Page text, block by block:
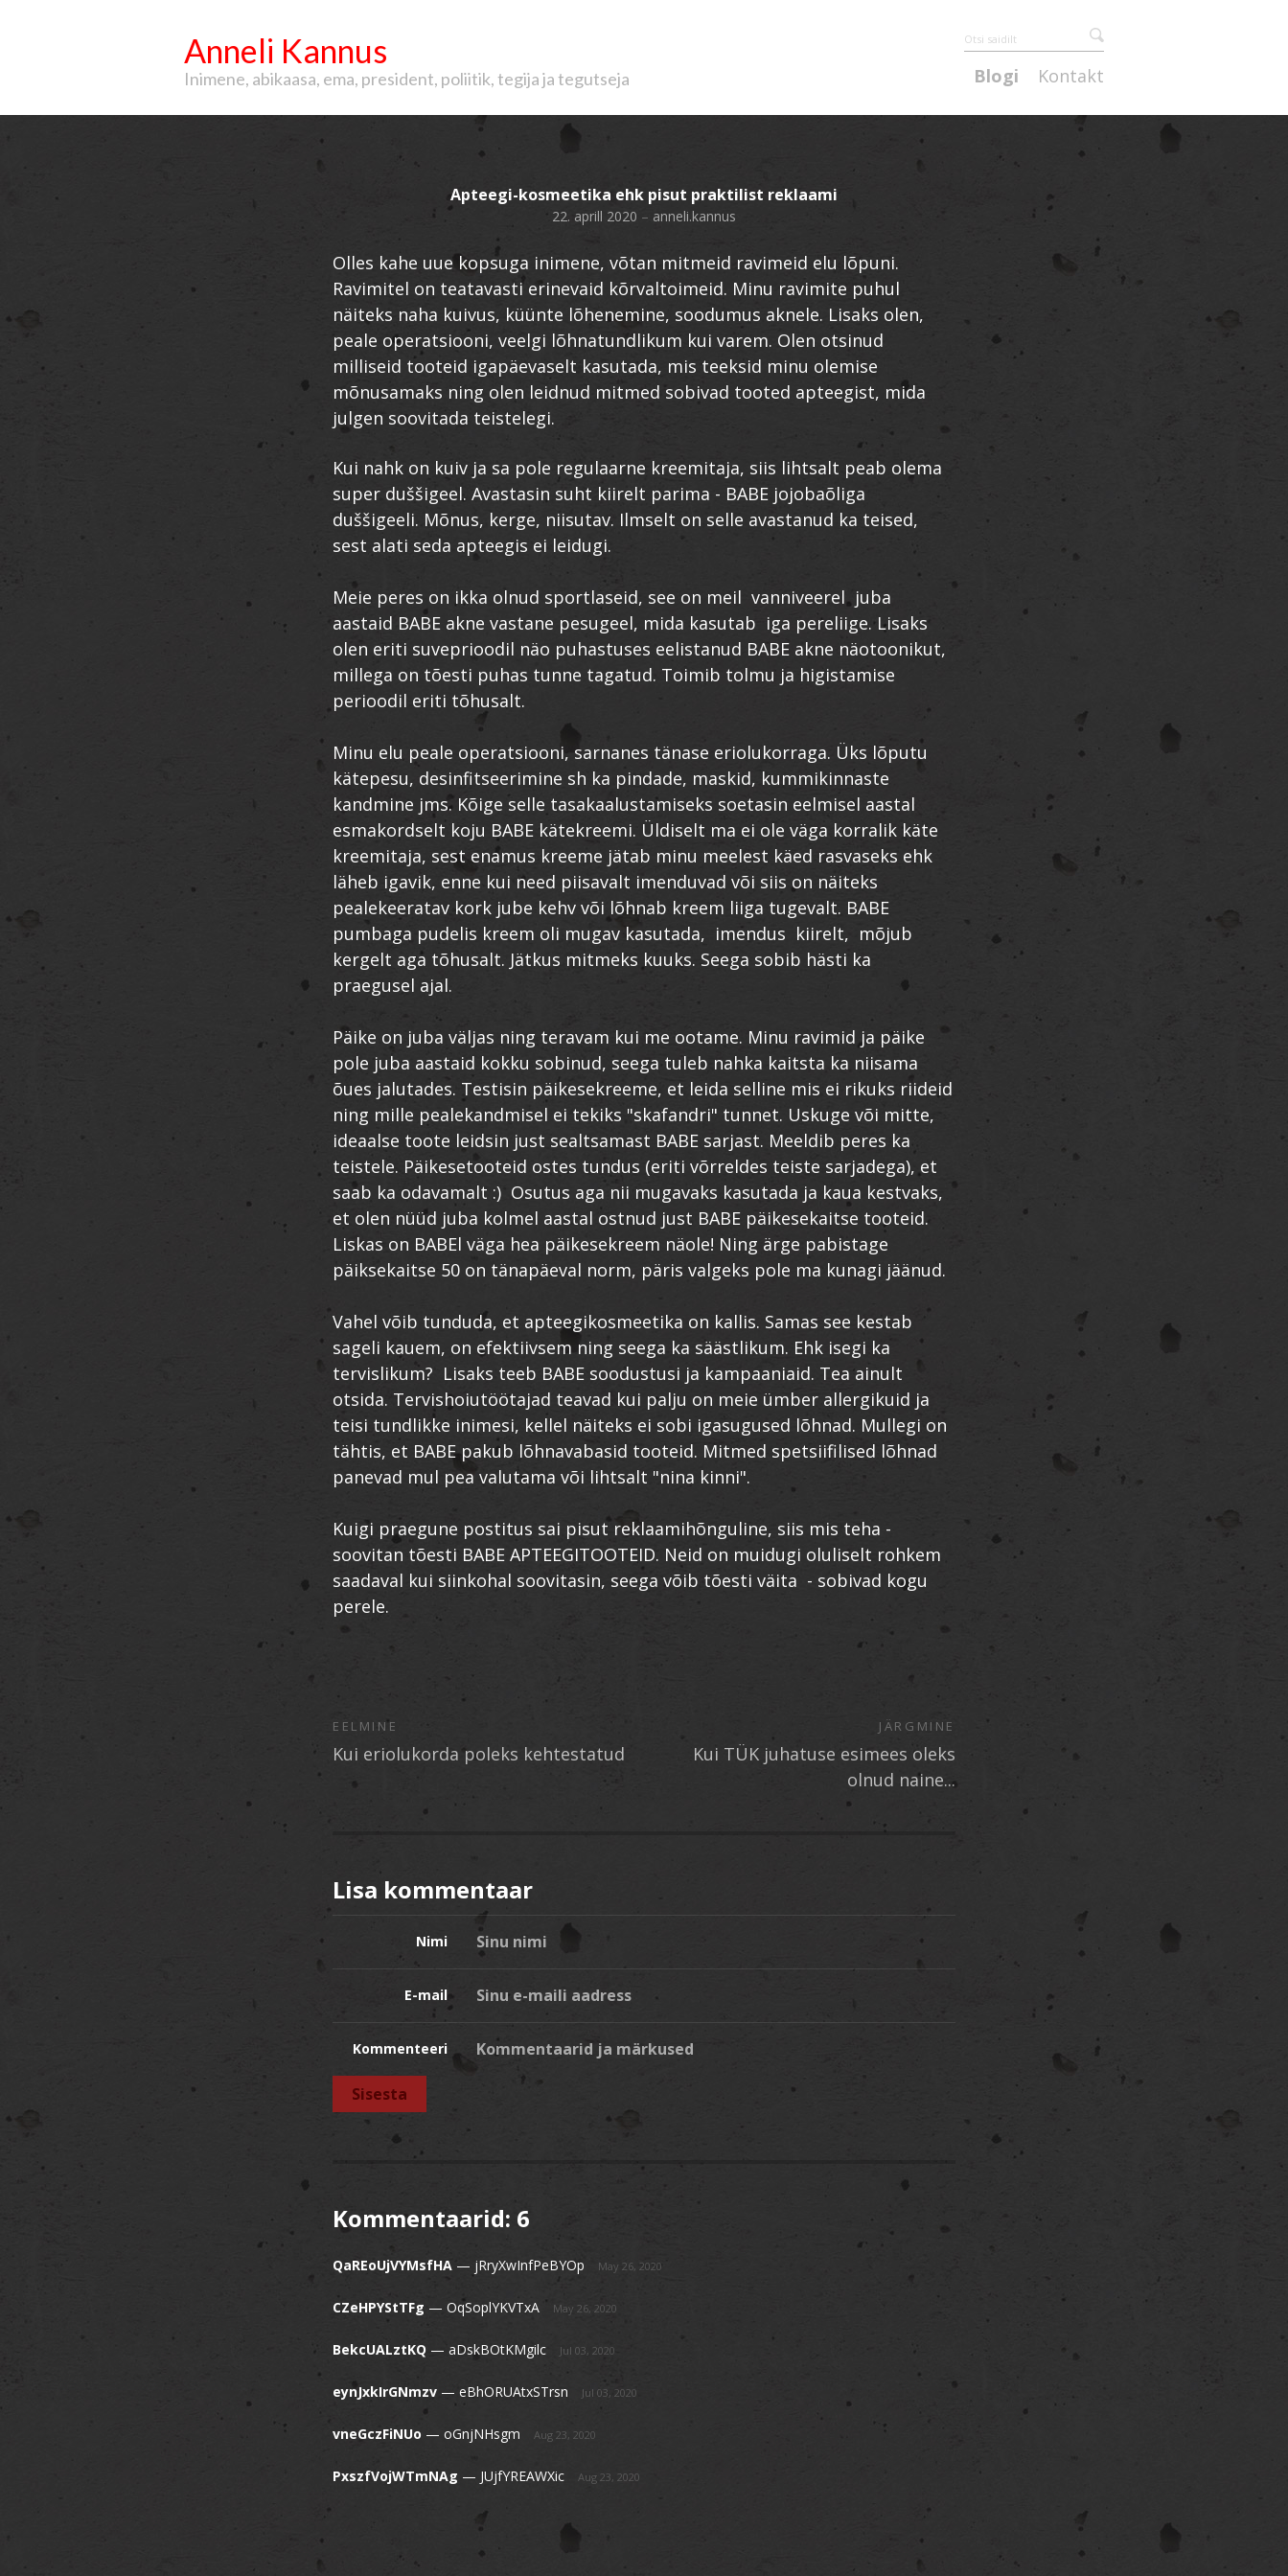
Anneli Kannus
Inimene, abikaasa, ema, president, poliitik, tegija ja tegutseja Blogi Kontakt
Apteegi-kosmeetika ehk pisut praktilist reklaami
22. aprill 2020 – anneli.kannus
Olles kahe uue kopsuga inimene, võtan mitmeid ravimeid elu lõpuni.
Ravimitel on teatavasti erinevaid kõrvaltoimeid. Minu ravimite puhul
näiteks naha kuivus, küünte lõhenemine, soodumus aknele. Lisaks olen,
peale operatsiooni, veelgi lõhnatundlikum kui varem. Olen otsinud
milliseid tooteid igapäevaselt kasutada, mis teeksid minu olemise
mõnusamaks ning olen leidnud mitmed sobivad tooted apteegist, mida
julgen soovitada teistelegi.
Kui nahk on kuiv ja sa pole regulaarne kreemitaja, siis lihtsalt peab olema
super duššigeel. Avastasin suht kiirelt parima - BABE jojobaõliga
duššigeeli. Mõnus, kerge, niisutav. Ilmselt on selle avastanud ka teised,
sest alati seda apteegis ei leidugi.
Meie peres on ikka olnud sportlaseid, see on meil vanniveerel juba
aastaid BABE akne vastane pesugeel, mida kasutab iga pereliige. Lisaks
olen eriti suveprioodil näo puhastuses eelistanud BABE akne näotoonikut,
millega on tõesti puhas tunne tagatud. Toimib tolmu ja higistamise
perioodil eriti tõhusalt.
Minu elu peale operatsiooni, sarnanes tänase eriolukorraga. Üks lõputu
kätepesu, desinfitseerimine sh ka pindade, maskid, kummikinnaste
kandmine jms. Kõige selle tasakaalustamiseks soetasin eelmisel aastal
esmakordselt koju BABE kätekreemi. Üldiselt ma ei ole väga korralik käte
kreemitaja, sest enamus kreeme jätab minu meelest käed rasvaseks ehk
läheb igavik, enne kui need piisavalt imenduvad või siis on näiteks
pealekeeratav kork jube kehv või lõhnab kreem liiga tugevalt. BABE
pumbaga pudelis kreem oli mugav kasutada, imendus kiirelt, mõjub
kergelt aga tõhusalt. Jätkus mitmeks kuuks. Seega sobib hästi ka
praegusel ajal.
Päike on juba väljas ning teravam kui me ootame. Minu ravimid ja päike
pole juba aastaid kokku sobinud, seega tuleb nahka kaitsta ka niisama
õues jalutades. Testisin päikesekreeme, et leida selline mis ei rikuks riideid
ning mille pealekandmisel ei tekiks "skafandri" tunnet. Uskuge või mitte,
ideaalse toote leidsin just sealtsamast BABE sarjast. Meeldib peres ka
teistele. Päikesetooteid ostes tundus (eriti võrreldes teiste sarjadega), et
saab ka odavamalt :) Osutus aga nii mugavaks kasutada ja kaua kestvaks,
et olen nüüd juba kolmel aastal ostnud just BABE päikesekaitse tooteid.
Liskas on BABEl väga hea päikesekreem näole! Ning ärge pabistage
päiksekaitse 50 on tänapäeval norm, päris valgeks pole ma kunagi jäänud.
Vahel võib tunduda, et apteegikosmeetika on kallis. Samas see kestab
sageli kauem, on efektiivsem ning seega ka säästlikum. Ehk isegi ka
tervislikum? Lisaks teeb BABE soodustusi ja kampaaniaid. Tea ainult
otsida. Tervishoiutöötajad teavad kui palju on meie ümber allergikuid ja
teisi tundlikke inimesi, kellel näiteks ei sobi igasugused lõhnad. Mullegi on
tähtis, et BABE pakub lõhnavabasid tooteid. Mitmed spetsiifilised lõhnad
panevad mul pea valutama või lihtsalt "nina kinni".
Kuigi praegune postitus sai pisut reklaamihõnguline, siis mis teha -
soovitan tõesti BABE APTEEGITOOTEID. Neid on muidugi oluliselt rohkem
saadaval kui siinkohal soovitasin, seega võib tõesti väita - sobivad kogu
perele.
EELMINE
Kui eriolukorda poleks kehtestatud
JÄRGMINE
Kui TÜK juhatuse esimees oleks
olnud naine...
Lisa kommentaar
Nimi
E-mail
Kommenteeri
Kommentaarid: 6
QaREoUjVYMsfHA — jRryXwInfPeBYOp May 26, 2020
CZeHPYStTFg — OqSoplYKVTxA May 26, 2020
BekcUALztKQ — aDskBOtKMgilc Jul 03, 2020
eynJxkIrGNmzv — eBhORUAtxSTrsn Jul 03, 2020
vneGczFiNUo — oGnjNHsgm Aug 23, 2020
PxszfVojWTmNAg — JUjfYREAWXic Aug 23, 2020